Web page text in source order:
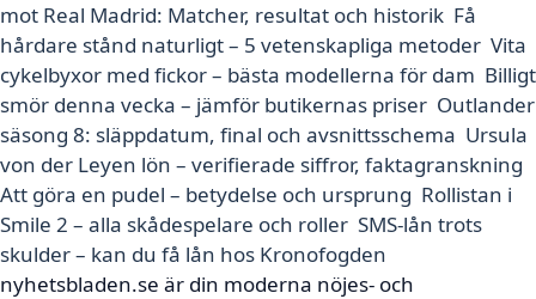
mot Real Madrid: Matcher, resultat och historik Få
hårdare stånd naturligt – 5 vetenskapliga metoder Vita
cykelbyxor med fickor – bästa modellerna för dam Billigt
smör denna vecka – jämför butikernas priser Outlander
säsong 8: släppdatum, final och avsnittsschema Ursula
von der Leyen lön – verifierade siffror, faktagranskning
Att göra en pudel – betydelse och ursprung Rollistan i
Smile 2 – alla skådespelare och roller SMS-lån trots
skulder – kan du få lån hos Kronofogden
nyhetsbladen.se är din moderna nöjes- och